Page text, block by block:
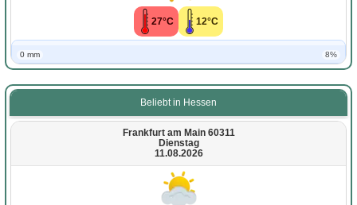
27°C 12°C
0 mm 8%
Beliebt in Hessen
Frankfurt am Main 60311
Dienstag
11.08.2026